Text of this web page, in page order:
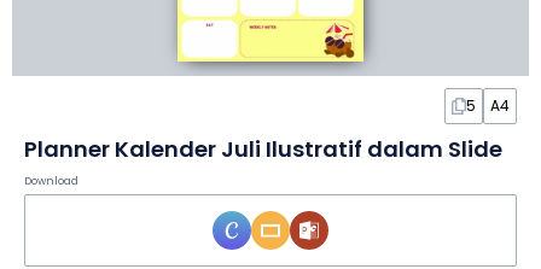
5 A4
Planner Kalender Juli Ilustratif dalam Slide
Download